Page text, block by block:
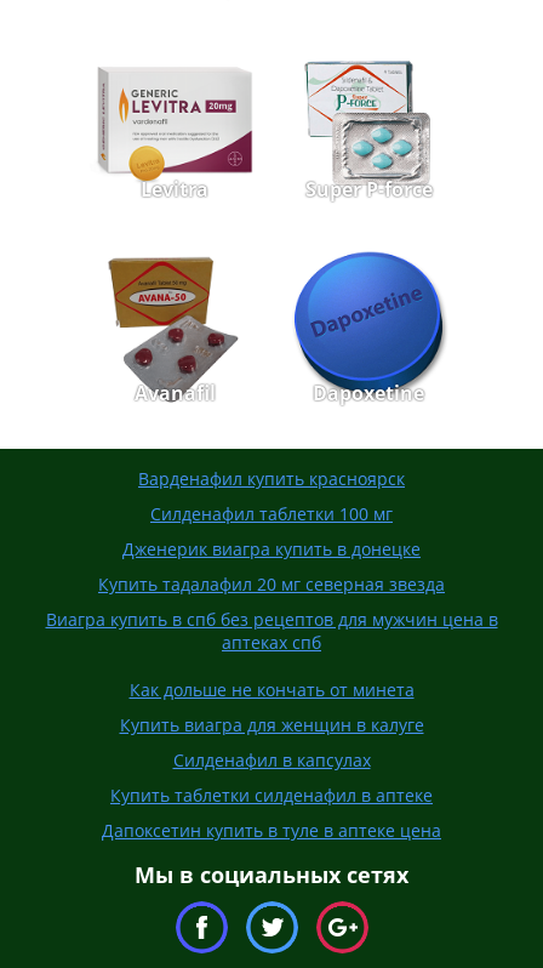
Levitra Super P-force
Avanafil Dapoxetine
Варденафил купить красноярск
Силденафил таблетки 100 мг
Дженерик виагра купить в донецке
Купить тадалафил 20 мг северная звезда
Виагра купить в спб без рецептов для мужчин цена в
аптеках спб
Как дольше не кончать от минета
Купить виагра для женщин в калуге
Силденафил в капсулах
Купить таблетки силденафил в аптеке
Дапоксетин купить в туле в аптеке цена
Мы в социальных сетях